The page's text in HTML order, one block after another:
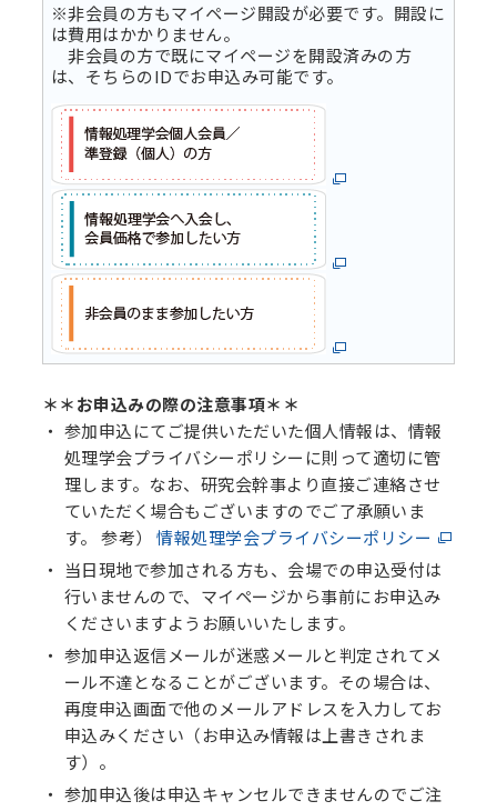
※非会員の方もマイページ開設が必要です。開設に
は費用はかかりません。
非会員の方で既にマイページを開設済みの方
は、そちらのIDでお申込み可能です。
＊＊お申込みの際の注意事項＊＊
参加申込にてご提供いただいた個人情報は、情報
処理学会プライバシーポリシーに則って適切に管
理します。なお、研究会幹事より直接ご連絡させ
ていただく場合もございますのでご了承願いま
す。 参考）情報処理学会プライバシーポリシー
当日現地で参加される方も、会場での申込受付は
行いませんので、マイページから事前にお申込み
くださいますようお願いいたします。
参加申込返信メールが迷惑メールと判定されてメ
ール不達となることがございます。その場合は、
再度申込画面で他のメールアドレスを入力してお
申込みください（お申込み情報は上書きされま
す）。
参加申込後は申込キャンセルできませんのでご注